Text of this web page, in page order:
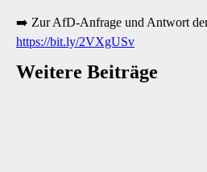
➡️ Zur AfD-Anfrage und Antwort
https://bit.ly/2VXgUSv
Weitere Beiträge